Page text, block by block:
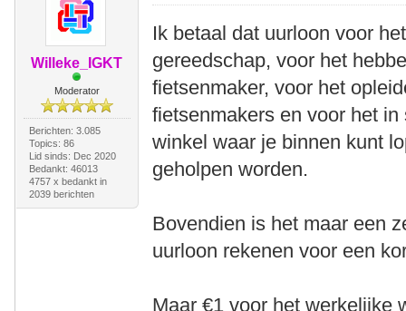
Willeke_IGKT
Moderator
Berichten: 3.085
Topics: 86
Lid sinds: Dec 2020
Bedankt: 46013
4757 x bedankt in
2039 berichten
Ik betaal dat uurloon voor
gereedschap, voor het
fietsenmaker, voor het
fietsenmakers en voor het
winkel waar je binnen kunt
geholpen worden.
Bovendien is het maar een
uurloon rekenen voor een
Maar €1 voor het werkelijke